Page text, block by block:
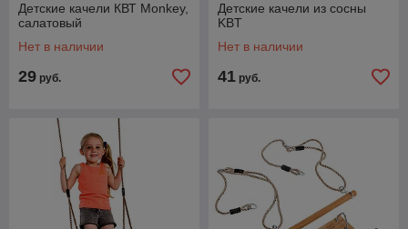
Детские качели КВТ Monkey,
салатовый
Нет в наличии
29 руб.
Детские качели из сосны
KBT
Нет в наличии
41 руб.